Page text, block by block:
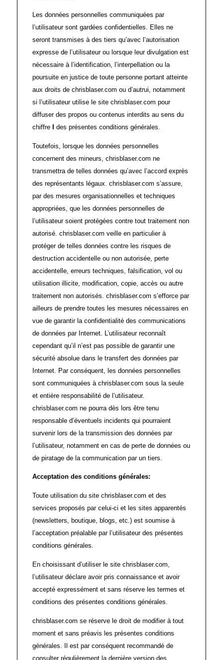
Les données personnelles communiquées par
l’utilisateur sont gardées confidentielles. Elles ne
seront transmises à des tiers qu’avec l’autorisation
expresse de l’utilisateur ou lorsque leur divulgation est
nécessaire à l’identification, l’interpellation ou la
poursuite en justice de toute personne portant atteinte
aux droits de chrisblaser.com ou d’autrui, notamment
si l’utilisateur utilise le site chrisblaser.com pour
diffuser des propos ou contenus interdits au sens du
chiffreI des présentes conditions générales.
Toutefois, lorsque les données personnelles
concernent des mineurs, chrisblaser.com ne
transmettra de telles données qu’avec l’accord exprès
des représentants légaux. chrisblaser.com s’assure,
par des mesures organisationnelles et techniques
appropriées, que les données personnelles de
l’utilisateur soient protégées contre tout traitement non
autorisé. chrisblaser.com veille en particulier à
protéger de telles données contre les risques de
destruction accidentelle ou non autorisée, perte
accidentelle, erreurs techniques, falsification, vol ou
utilisation illicite, modification, copie, accès ou autre
traitement non autorisés. chrisblaser.com s’efforce par
ailleurs de prendre toutes les mesures nécessaires en
vue de garantir la confidentialité des communications
de données par Internet. L’utilisateur reconnaît
cependant qu’il n’est pas possible de garantir une
sécurité absolue dans le transfert des données par
Internet. Par conséquent, les données personnelles
sont communiquées à chrisblaser.com sous la seule
et entière responsabilité de l’utilisateur.
chrisblaser.com ne pourra dès lors être tenu
responsable d’éventuels incidents qui pourraient
survenir lors de la transmission des données par
l’utilisateur, notamment en cas de perte de données ou
de piratage de la communication par un tiers.
Acceptation des conditions générales:
Toute utilisation du site chrisblaser.com et des
services proposés par celui-ci et les sites apparentés
(newsletters, boutique, blogs, etc.) est soumise à
l’acceptation préalable par l’utilisateur des présentes
conditions générales.
En choisissant d’utiliser le site chrisblaser.com,
l’utilisateur déclare avoir pris connaissance et avoir
accepté expressément et sans réserve les termes et
conditions des présentes conditions générales.
chrisblaser.com se réserve le droit de modifier à tout
moment et sans préavis les présentes conditions
générales. Il est par conséquent recommandé de
consulter régulièrement la dernière version des